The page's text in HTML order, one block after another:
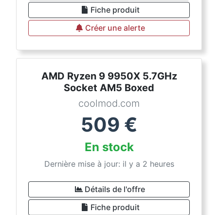
Fiche produit
Créer une alerte
AMD Ryzen 9 9950X 5.7GHz
Socket AM5 Boxed
coolmod.com
509 €
En stock
Dernière mise à jour: il y a 2 heures
Détails de l'offre
Fiche produit